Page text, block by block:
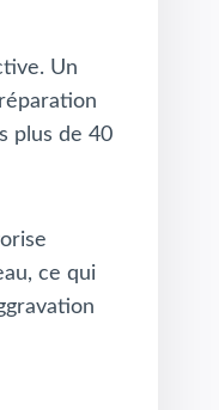
Un
plus de 40
ce qui